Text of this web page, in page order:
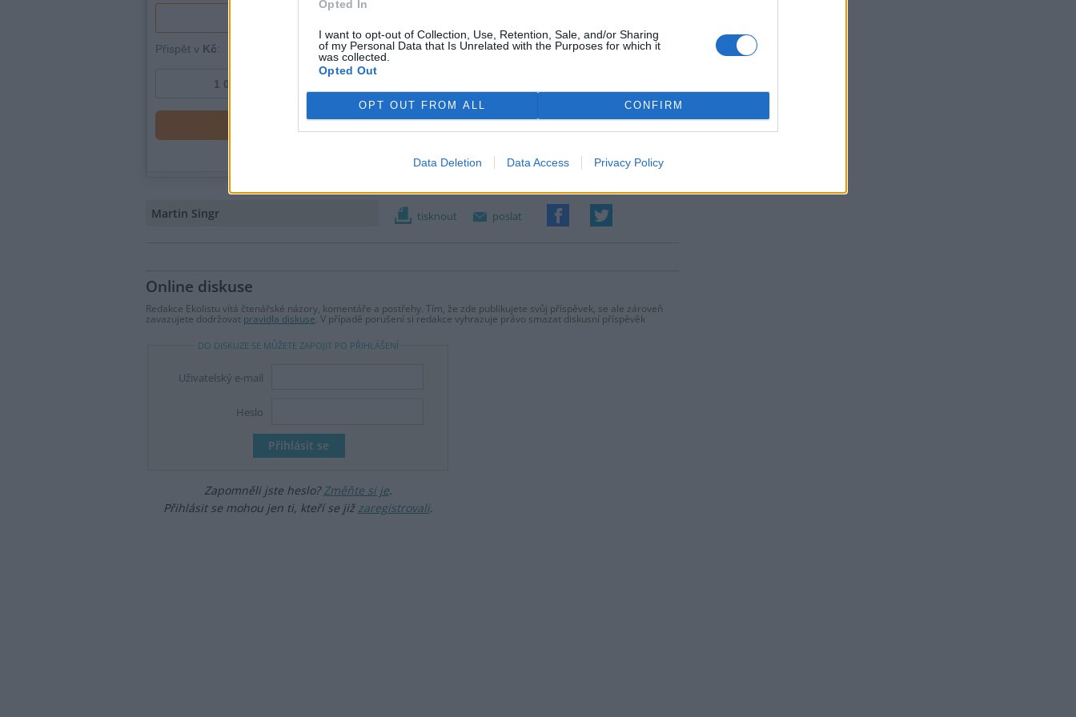
Opted In
I want to opt-out of Collection, Use, Retention, Sale, and/or Sharing
of my Personal Data that Is Unrelated with the Purposes for which it
was collected.
Opted Out
OPT OUT FROM ALL CONFIRM
Data Deletion Data Access Privacy Policy
Martin Singr tisknout poslat
Online diskuse
Redakce Ekolistu vítá čtenářské názory, komentáře a postřehy. Tím, že zde publikujete svůj příspěvek, se ale zároveň
zavazujete dodržovat pravidla diskuse . V případě porušení si redakce vyhrazuje právo smazat diskusní příspěvěk
DO DISKUZE SE MŮŽETE ZAPOJIT PO PŘIHLÁŠENÍ
Uživatelský e-mail
Heslo
Zapomněli jste heslo?Změňte si je.
Přihlásit se mohou jen ti, kteří se již zaregistrovali.